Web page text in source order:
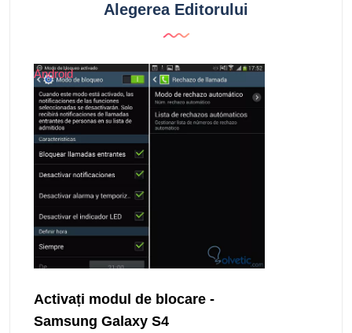
Alegerea Editorului
Android
Activați modul de blocare -
Samsung Galaxy S4